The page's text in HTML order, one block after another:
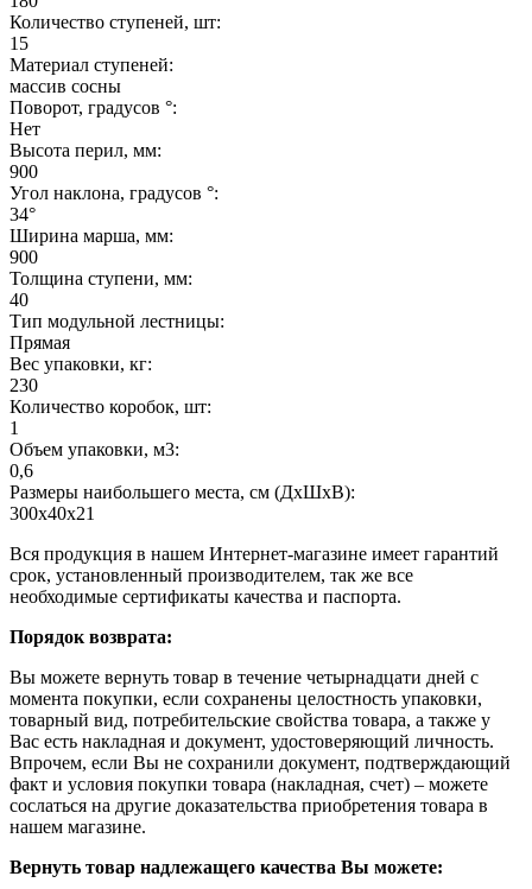
Количество ступеней, шт:
15
Материал ступеней:
массив сосны
Поворот, градусов °:
Нет
Высота перил, мм:
900
Угол наклона, градусов °:
34°
Ширина марша, мм:
900
Толщина ступени, мм:
40
Тип модульной лестницы:
Прямая
Вес упаковки, кг:
230
Количество коробок, шт:
1
Объем упаковки, м3:
0,6
Размеры наибольшего места, см (ДхШхВ):
300х40х21
Вся продукция в нашем Интернет-магазине имеет гарантий
срок, установленный производителем, так же все
необходимые сертификаты качества и паспорта.
Порядок возврата:
Вы можете вернуть товар в течение четырнадцати дней с
момента покупки, если сохранены целостность упаковки,
товарный вид, потребительские свойства товара, а также у
Вас есть накладная и документ, удостоверяющий личность.
Впрочем, если Вы не сохранили документ, подтверждающий
факт и условия покупки товара (накладная, счет) – можете
сослаться на другие доказательства приобретения товара в
нашем магазине.
Вернуть товар надлежащего качества Вы можете: